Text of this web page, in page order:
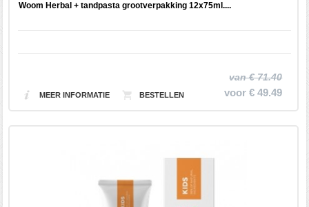
van € 71.40
voor € 49.49
Woom Herbal + tandpasta grootverpakking 12x75ml....
MEER INFORMATIE